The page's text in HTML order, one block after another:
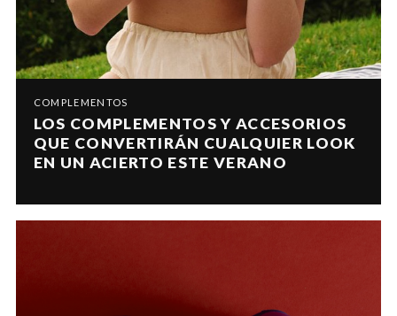
COMPLEMENTOS
LOS COMPLEMENTOS Y ACCESORIOS
QUE CONVERTIRÁN CUALQUIER LOOK
EN UN ACIERTO ESTE VERANO